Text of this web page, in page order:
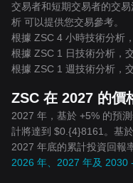
交易者和短期交易者的交
析 可以提供您交易參考。
根據 ZSC 4 小時技術分析
根據 ZSC 1 日技術分析，
根據 ZSC 1 週技術分析，
ZSC 在 2027 的價
2027 年，基於 +5% 的預
計將達到 $0.{4}8161。基
2027 年底的累計投資回報
2026 年、2027 年及 2030